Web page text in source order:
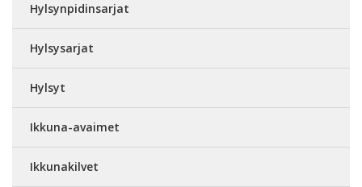
Hylsynpidinsarjat
Hylsysarjat
Hylsyt
Ikkuna-avaimet
Ikkunakilvet